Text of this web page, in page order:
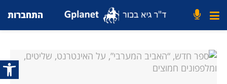
פתח
התחברות